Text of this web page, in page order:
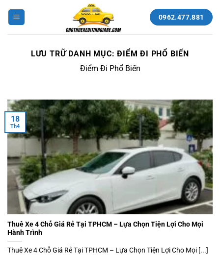
0962.477.881
LƯU TRỮ DANH MỤC:ĐIỂM ĐI PHỔ BIẾN
Điểm Đi Phổ Biến
Thuê Xe 4 Chỗ Giá Rẻ Tại TPHCM – Lựa Chọn Tiện Lợi Cho Mọi
Hành Trình
Thuê Xe 4 Chỗ Giá Rẻ Tại TPHCM – Lựa Chọn Tiện Lợi Cho Mọi [...]
18
Th4